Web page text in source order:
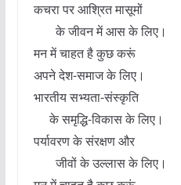
कचरा पर आश्रित मासूमों
के जीवन में आस के लिए।
मन में चाहत है कुछ करूं
अपने देश-समाज के लिए।
भारतीय सभ्यता-संस्कृति
के समृद्धि-विकास के लिए।
पर्यावरण के संरक्षण और
जीवों के उल्लास के लिए।